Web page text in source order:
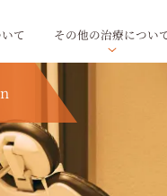
て その他の治療につい
覧｜手術後の食事管理とトラブル対策